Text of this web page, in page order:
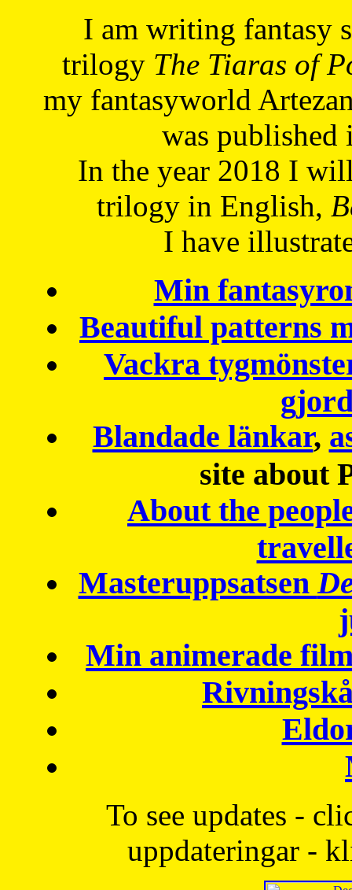
I am writing fantasy
trilogy The Tiaras of
my fantasyworld
was published
In the year 2018 I
trilogy in English,
I have
Min
Beautiful patterns
Vackra
Blandade länkar,
site about
About the
Masteruppsatsen
Min animerade
To see updates -
uppdateringar -